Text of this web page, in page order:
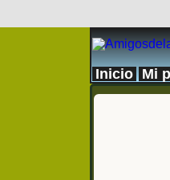
Inicio Mi